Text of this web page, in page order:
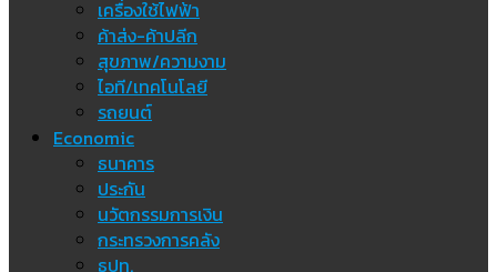
เครื่องใช้ไฟฟ้า
ค้าส่ง-ค้าปลีก
สุขภาพ/ความงาม
ไอที/เทคโนโลยี
รถยนต์
Economic
ธนาคาร
ประกัน
นวัตกรรมการเงิน
กระทรวงการคลัง
ธปท.